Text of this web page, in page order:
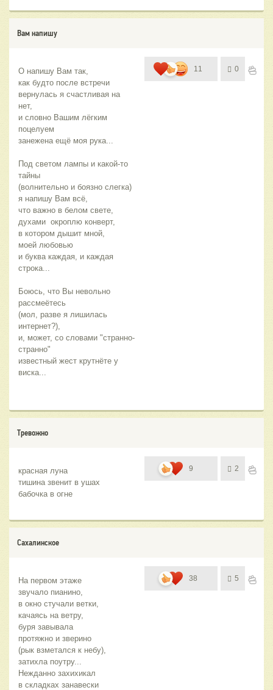
Вам напишу
О напишу Вам так,
как будто после встречи
вернулась я счастливая на
нет,
и словно Вашим лёгким
поцелуем
занежена ещё моя рука...
Под светом лампы и какой-то
тайны
(волнительно и боязно слегка)
я напишу Вам всё,
что важно в белом свете,
духами  окроплю конверт,
в котором дышит мной,
моей любовью
и буква каждая, и каждая
строка...
Боюсь, что Вы невольно
рассмеётесь
(мол, разве я лишилась
интернет?),
и, может, со словами "странно-
странно"
известный жест крутнёте у
виска...
11 0
Тревожно
красная луна
тишина звенит в ушах
бабочка в огне
9 2
Сахалинское
На первом этаже
звучало пианино,
в окно стучали ветки,
качаясь на ветру,
буря завывала
протяжно и зверино
(рык взметался к небу),
затихла поутру...
Нежданно захихикал
в складках занавески
38 5